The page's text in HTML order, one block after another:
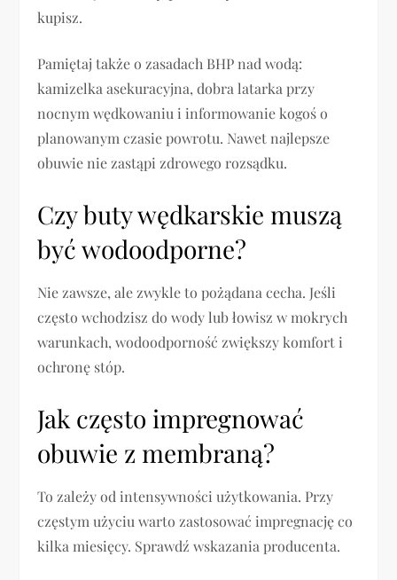
kupisz.
Pamiętaj także o zasadach BHP nad wodą:
kamizelka asekuracyjna, dobra latarka przy
nocnym wędkowaniu i informowanie kogoś o
planowanym czasie powrotu. Nawet najlepsze
obuwie nie zastąpi zdrowego rozsądku.
Czy buty wędkarskie muszą
być wodoodporne?
Nie zawsze, ale zwykle to pożądana cecha. Jeśli
często wchodzisz do wody lub łowisz w mokrych
warunkach, wodoodporność zwiększy komfort i
ochronę stóp.
Jak często impregnować
obuwie z membraną?
To zależy od intensywności użytkowania. Przy
częstym użyciu warto zastosować impregnację co
kilka miesięcy. Sprawdź wskazania producenta.